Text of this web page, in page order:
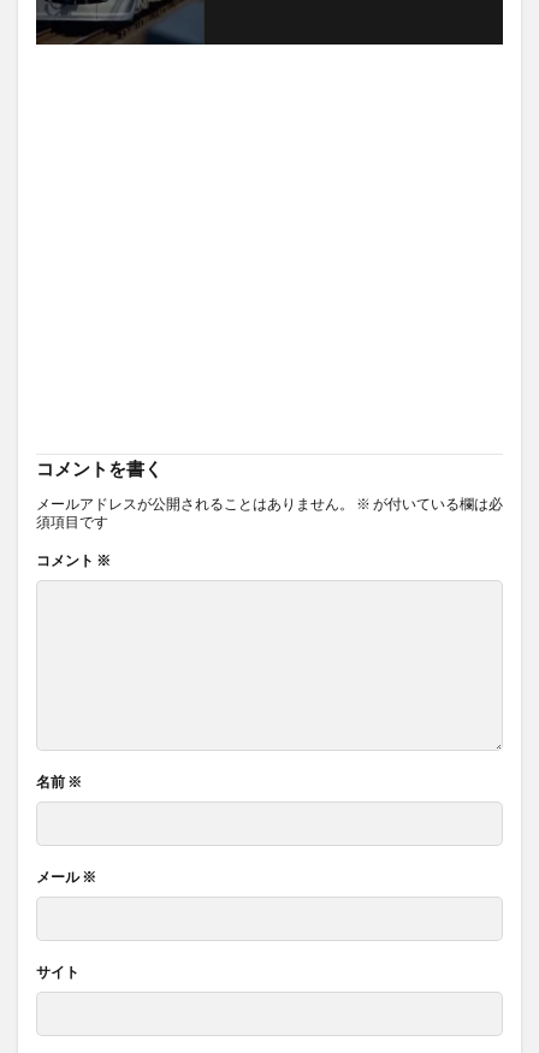
コメントを書く
メールアドレスが公開されることはありません。 ※ が付いている欄は必
須項目です
コメント ※
名前 ※
メール※
サイト